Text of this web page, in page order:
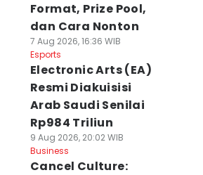
Format, Prize Pool,
dan Cara Nonton
7 Aug 2026, 16:36 WIB
Esports
Electronic Arts (EA)
Resmi Diakuisisi
Arab Saudi Senilai
Rp984 Triliun
9 Aug 2026, 20:02 WIB
Business
Cancel Culture: